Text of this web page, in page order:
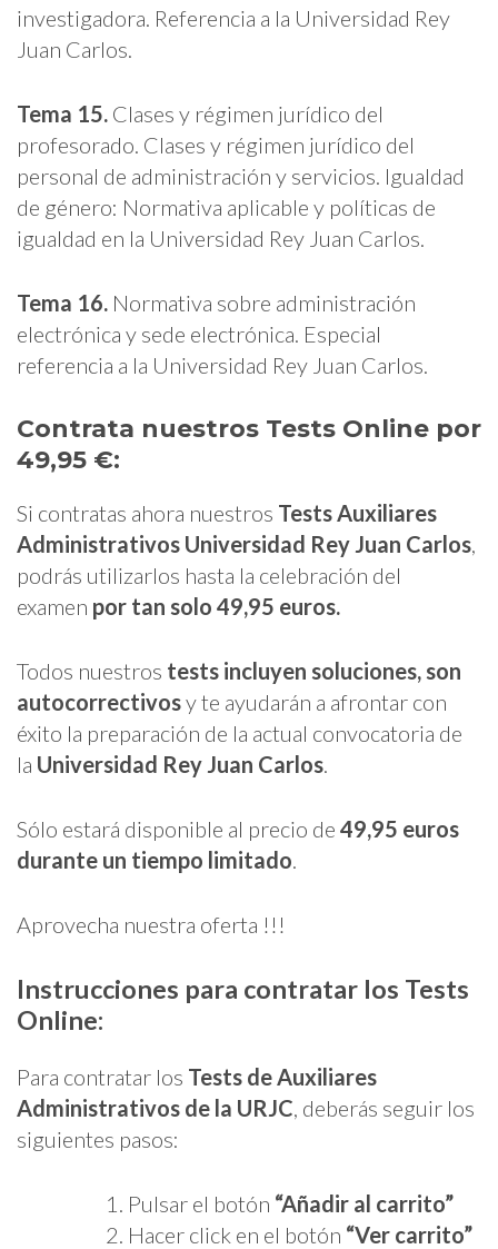
investigadora. Referencia a la Universidad Rey
Juan Carlos.
Tema 15. Clases y régimen jurídico del
profesorado. Clases y régimen jurídico del
personal de administración y servicios. Igualdad
de género: Normativa aplicable y políticas de
igualdad en la Universidad Rey Juan Carlos.
Tema 16. Normativa sobre administración
electrónica y sede electrónica. Especial
referencia a la Universidad Rey Juan Carlos.
Contrata nuestros Tests Online por
49,95 €:
Si contratas ahora nuestros Tests Auxiliares
Administrativos Universidad Rey Juan Carlos
podrás utilizarlos hasta la celebración del
examen por tan solo 49,95 euros.
Todos nuestros tests incluyen soluciones, son
autocorrectivosy te ayudarán a afrontar con
éxito la preparación de la actual convocatoria de
la Universidad Rey Juan Carlos
Sólo estará disponible al precio de 49,95 euros
durante un tiempo limitado
Aprovecha nuestra oferta !!!
Instrucciones para contratar los Tests
Online:
Para contratar los Tests de Auxiliares
Administrativos de la URJC, deberás seguir los
siguientes pasos:
Pulsar el botón “Añadir al carrito”
Hacer click en el botón “Ver carrito”